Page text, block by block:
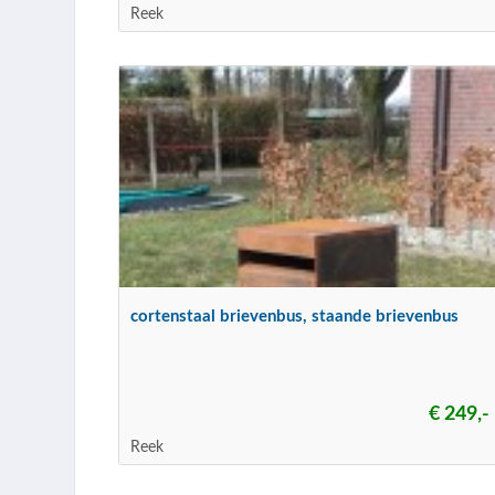
Reek
cortenstaal brievenbus, staande brievenbus
€ 249,-
Reek